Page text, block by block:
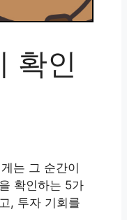
확인
는 그 순간이
확인하는 5가
, 투자 기회를